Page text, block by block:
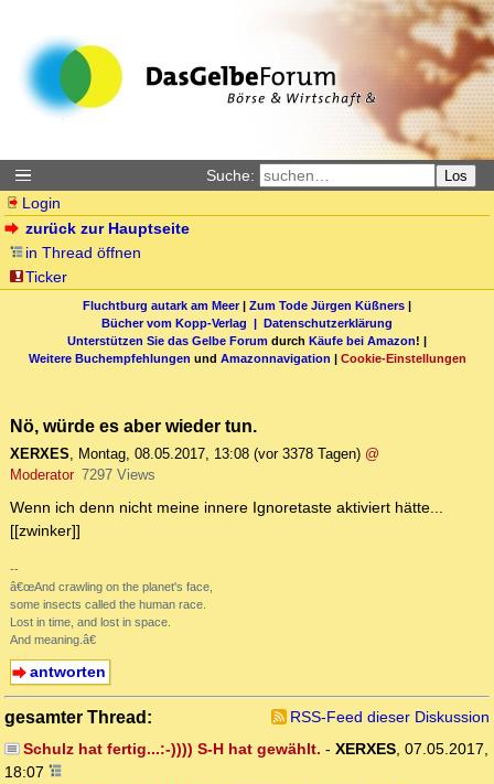
Suche: Los
Login
zurück zur Hauptseite
in Thread öffnen
Ticker
Fluchtburg autark am Meer| Zum Tode Jürgen Küßners |
Bücher vom Kopp-Verlag | Datenschutzerklärung
Unterstützen Sie das Gelbe Forum durch Käufe bei Amazon! |
Weitere Buchempfehlungen und Amazonnavigation | Cookie-Einstellungen
Nö, würde es aber wieder tun.
XERXES, Montag, 08.05.2017, 13:08 (vor 3378 Tagen) @
Moderator 7297 Views
Wenn ich denn nicht meine innere Ignoretaste aktiviert hätte...
[[zwinker]]
--
â€œAnd crawling on the planet's face,
some insects called the human race.
Lost in time, and lost in space.
And meaning.â€
antworten
gesamter Thread:
RSS-Feed dieser Diskussion
Schulz hat fertig...:-)))) S-H hat gewählt. - XERXES, 07.05.2017,
18:07